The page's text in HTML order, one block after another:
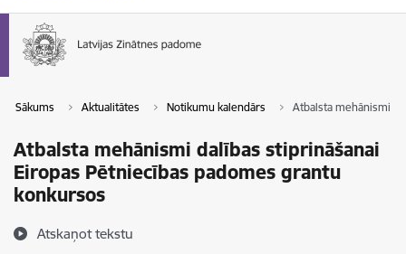
Sākums Aktualitātes Notikumu kalendārs Atbalsta mehānismi
Atbalsta mehānismi dalības stiprināšanai
Eiropas Pētniecības padomes grantu
konkursos
Atskaņot tekstu